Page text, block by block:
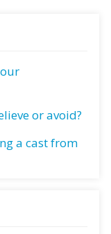
or avoid?
a cast from